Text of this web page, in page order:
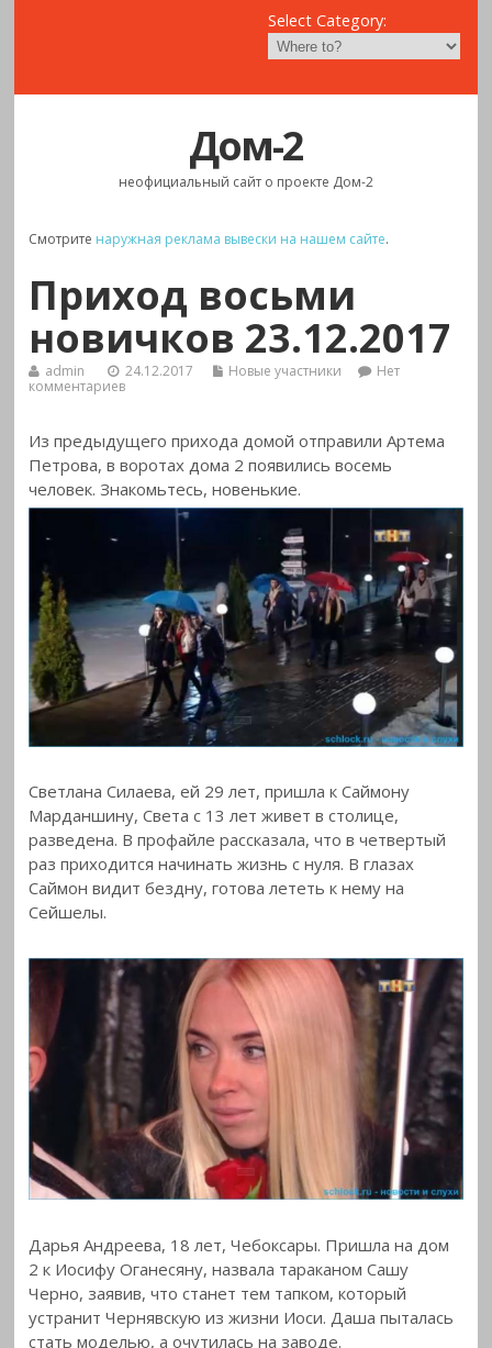
Select Category:
Дом-2
неофициальный сайт о проекте Дом-2
Смотрите наружная реклама вывески на нашем сайте.
Приход восьми
новичков 23.12.2017
admin 24.12.2017 Новые участники
Нет
комментариев
Из предыдущего прихода домой отправили Артема
Петрова, в воротах дома 2 появились восемь
человек. Знакомьтесь, новенькие.
СветланаСилаева, ей 29 лет, пришла к Саймону
Марданшину, Света с 13 лет живет в столице,
разведена. В профайле рассказала, что в четвертый
раз приходится начинать жизнь с нуля. В глазах
Саймон видит бездну, готова лететь к нему на
Сейшелы.
Дарья Андреева, 18 лет, Чебоксары. Пришла на дом
2 к Иосифу Оганесяну, назвала тараканом Сашу
Черно, заявив, что станет тем тапком, который
устранит Чернявскую из жизни Иоси. Даша пыталась
стать моделью, а очутилась на заводе.